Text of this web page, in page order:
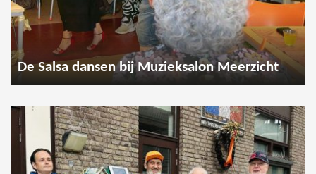
De Salsa dansen bij Muzieksalon Meerzicht